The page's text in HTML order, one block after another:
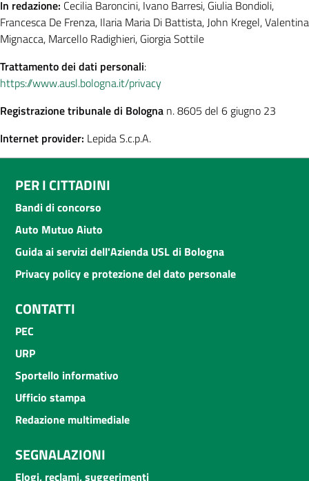
In redazione: Cecilia Baroncini, Ivano Barresi, Giulia Bondioli,
Francesca De Frenza, Ilaria Maria Di Battista, John Kregel, Valentina
Mignacca, Marcello Radighieri, Giorgia Sottile
Trattamento dei dati personali:
https://www.ausl.bologna.it/privacy
Registrazione tribunale di Bologna n. 8605 del 6 giugno 23
Internet provider: Lepida S.c.p.A.
PER I CITTADINI
Bandi di concorso
Auto Mutuo Aiuto
Guida ai servizi dell'Azienda USL di Bologna
Privacy policy e protezione del dato personale
CONTATTI
PEC
URP
Sportello informativo
Ufficio stampa
Redazione multimediale
SEGNALAZIONI
Elogi, reclami, suggerimenti